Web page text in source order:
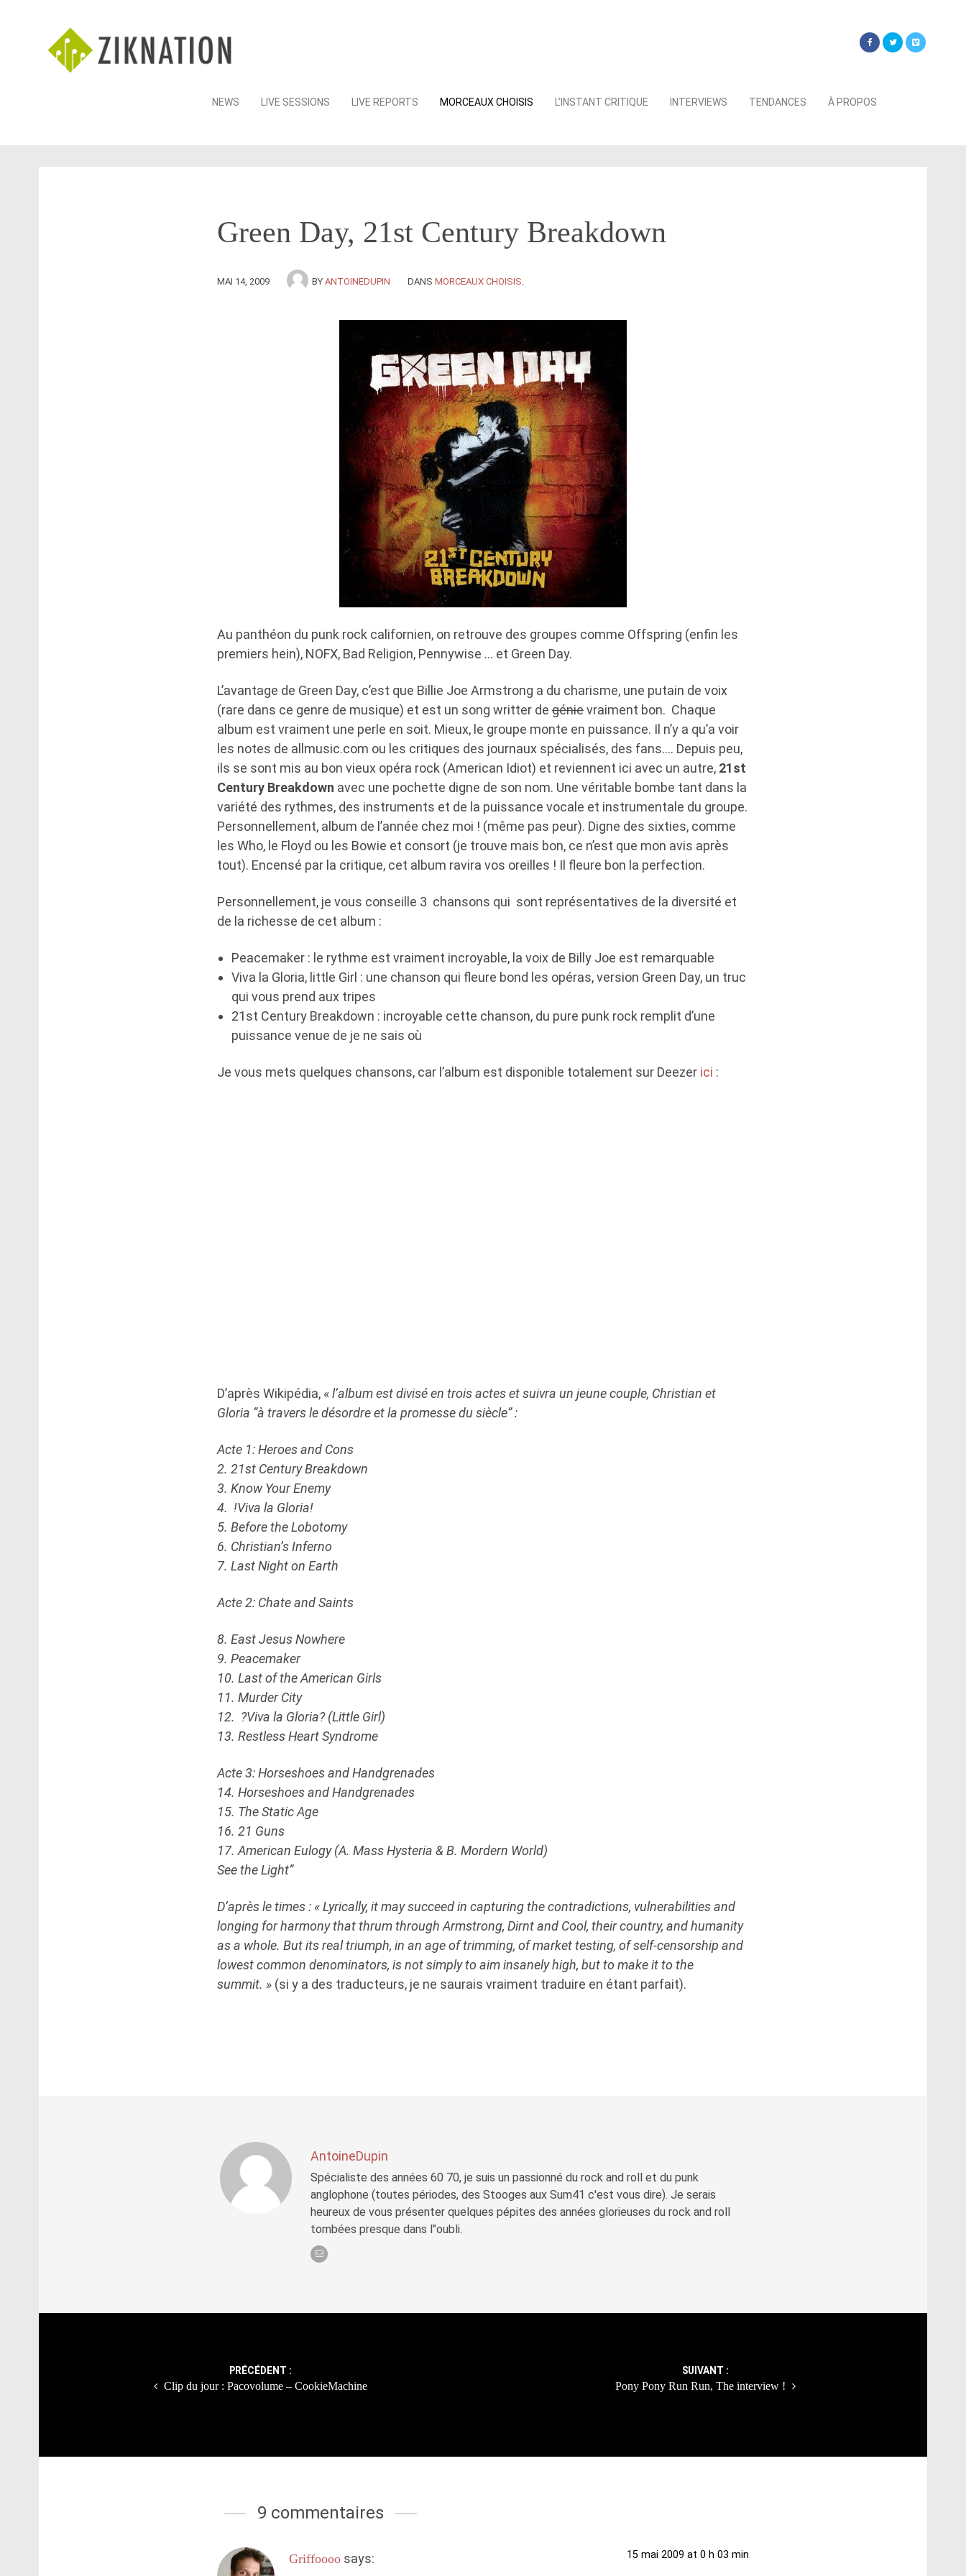
Skip
NEWS LIVE SESSIONS LIVE REPORTS MORCEAUX CHOISIS L’INSTANT CRITIQUE INTERVIEWS TENDANCES À PROPOS
Green Day, 21st Century Breakdown
MAI 14, 2009 BY ANTOINEDUPIN DANS MORCEAUX CHOISIS
Au panthéon du punk rock californien, on retrouve des groupes comme Offspring (enfin les
premiers hein), NOFX, Bad Religion, Pennywise … et Green Day.
L’avantage de Green Day, c’est que Billie Joe Armstrong a du charisme, une putain de voix
(rare dans ce genre de musique) et est un song writter de génievraiment bon. Chaque
album est vraiment une perle en soit. Mieux, le groupe monte en puissance. Il n’y a qu’a voir
les notes de allmusic.com ou les critiques des journaux spécialisés, des fans…. Depuis peu,
ils se sont mis au bon vieux opéra rock (American Idiot) et reviennent ici avec un autre, 21st
Century Breakdown avec une pochette digne de son nom. Une véritable bombe tant dans la
variété des rythmes, des instruments et de la puissance vocale et instrumentale du groupe.
Personnellement, album de l’année chez moi ! (même pas peur). Digne des sixties, comme
les Who, le Floyd ou les Bowie et consort (je trouve mais bon, ce n’est que mon avis après
tout). Encensé par la critique, cet album ravira vos oreilles ! Il fleure bon la perfection.
Personnellement, je vous conseille 3 chansons qui sont représentatives de la diversité et
de la richesse de cet album :
Peacemaker : le rythme est vraiment incroyable, la voix de Billy Joe est remarquable
Viva la Gloria, little Girl : une chanson qui fleure bond les opéras, version Green Day, un truc
qui vous prend aux tripes
21st Century Breakdown : incroyable cette chanson, du pure punk rock remplit d’une
puissance venue de je ne sais où
Je vous mets quelques chansons, car l’album est disponible totalement sur Deezer ici :
D’après Wikipédia, «l’album est divisé en trois actes et suivra un jeune couple, Christian et
Gloria “à travers le désordre et la promesse du siècle” :
Acte 1: Heroes and Cons
2. 21st Century Breakdown
3. Know Your Enemy
4. !Viva la Gloria!
5. Before the Lobotomy
6. Christian’s Inferno
7. Last Night on Earth
Acte 2: Chate and Saints
8. East Jesus Nowhere
9. Peacemaker
10. Last of the American Girls
11. Murder City
12. ?Viva la Gloria? (Little Girl)
13. Restless Heart Syndrome
Acte 3: Horseshoes and Handgrenades
14. Horseshoes and Handgrenades
15. The Static Age
16. 21 Guns
17. American Eulogy (A. Mass Hysteria & B. Mordern World)
See the Light”
D’après le times : « Lyrically, it may succeed in capturing the contradictions, vulnerabilities and
longing for harmony that thrum through Armstrong, Dirnt and Cool, their country, and humanity
as a whole. But its real triumph, in an age of trimming, of market testing, of self-censorship and
lowest common denominators, is not simply to aim insanely high, but to make it to the
summit. » (si y a des traducteurs, je ne saurais vraiment traduire en étant parfait).
AntoineDupin
Spécialiste des années 60 70, je suis un passionné du rock and roll et du punk
anglophone (toutes périodes, des Stooges aux Sum41 c'est vous dire). Je serais
heureux de vous présenter quelques pépites des années glorieuses du rock and roll
tombées presque dans l"oubli.
PRÉCÉDENT :
Clip du jour : Pacovolume – CookieMachine
SUIVANT :
Pony Pony Run Run, The interview !
9 commentaires
Griffoooo says: 15 mai 2009 at 0 h 03 min